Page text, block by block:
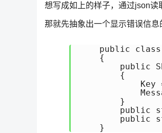
想写成如上的样子，通过json读
那就先抽象出一个显示错误信息
public
    {
public
        {
Key
        }
public
public
    }